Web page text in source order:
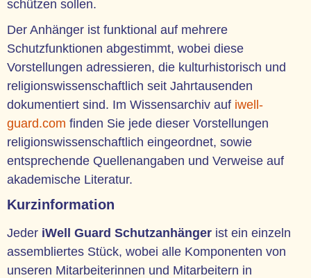
schützen sollen.
Der Anhänger ist funktional auf mehrere
Schutzfunktionen abgestimmt, wobei diese
Vorstellungen adressieren, die kulturhistorisch und
religionswissenschaftlich seit Jahrtausenden
dokumentiert sind. Im Wissensarchiv auf iwell-
guard.com finden Sie jede dieser Vorstellungen
religionswissenschaftlich eingeordnet, sowie
entsprechende Quellenangaben und Verweise auf
akademische Literatur.
Kurzinformation
Jeder iWell Guard Schutzanhänger ist ein einzeln
assembliertes Stück, wobei alle Komponenten von
unseren Mitarbeiterinnen und Mitarbeitern in